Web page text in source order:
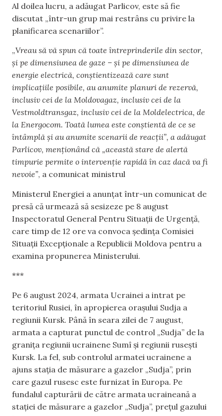
Al doilea lucru, a adăugat Parlicov, este să fie
discutat „într-un grup mai restrâns cu privire la
planificarea scenariilor”.
„Vreau să vă spun că toate întreprinderile din sector,
și pe dimensiunea de gaze – și pe dimensiunea de
energie electrică, conștientizează care sunt
implicațiile posibile, au anumite planuri de rezervă,
inclusiv cei de la Moldovagaz, inclusiv cei de la
Vestmoldtransgaz, inclusiv cei de la Moldelectrica, de
la Energocom. Toată lumea este conștientă de ce se
întâmplă și au anumite scenarii de reacții”, a adăugat
Parlicov, menționând că „această stare de alertă
timpurie permite o intervenție rapidă în caz dacă va fi
nevoie”, a comunicat ministrul
Ministerul Energiei a anunțat într-un comunicat de
presă că urmează să sesizeze pe 8 august
Inspectoratul General Pentru Situații de Urgență,
care timp de 12 ore va convoca ședința Comisiei
Situații Excepționale a Republicii Moldova pentru a
examina propunerea Ministerului.
***
Pe 6 august 2024, armata Ucrainei a intrat pe
teritoriul Rusiei, în apropierea orașului Sudja a
regiunii Kursk. Până în seara zilei de 7 august,
armata a capturat punctul de control „Sudja” de la
granița regiunii ucrainene Sumî și regiunii rusești
Kursk. La fel, sub controlul armatei ucrainene a
ajuns stația de măsurare a gazelor „Sudja”, prin
care gazul rusesc este furnizat în Europa. Pe
fundalul capturării de către armata ucraineană a
stației de măsurare a gazelor „Sudja”, prețul gazului